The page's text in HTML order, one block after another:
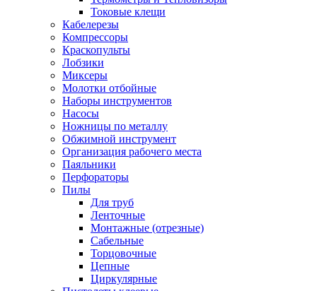
Токовые клещи
Кабелерезы
Компрессоры
Краскопульты
Лобзики
Миксеры
Молотки отбойные
Наборы инструментов
Насосы
Ножницы по металлу
Обжимной инструмент
Организация рабочего места
Паяльники
Перфораторы
Пилы
Для труб
Ленточные
Монтажные (отрезные)
Сабельные
Торцовочные
Цепные
Циркулярные